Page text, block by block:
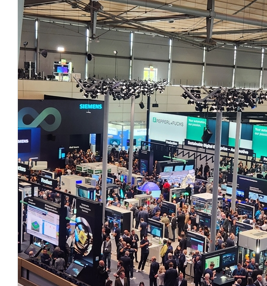
AI × Design : UX 디자이너의 5가지 생존 전략과 실전 대응